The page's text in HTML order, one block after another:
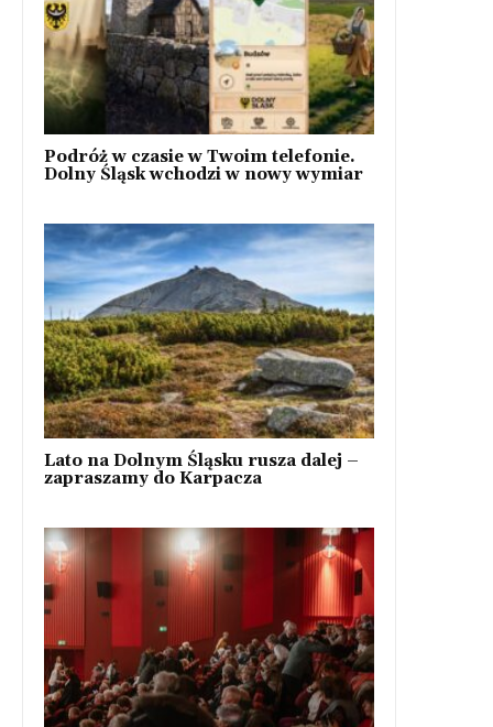
Podróż w czasie w Twoim telefonie.
Dolny Śląsk wchodzi w nowy wymiar
Lato na Dolnym Śląsku rusza dalej –
zapraszamy do Karpacza